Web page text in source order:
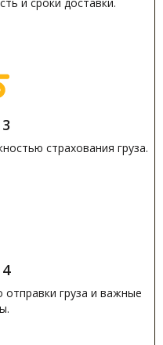
страхования груза.
груза и важные